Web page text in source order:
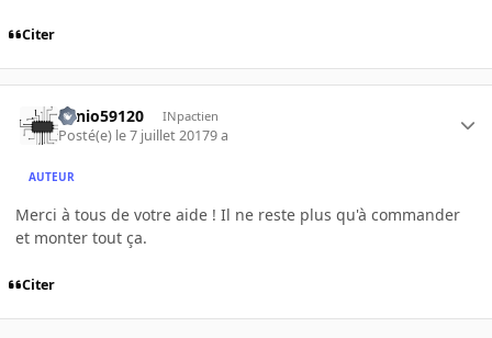
Citer
Tonio59120 INpactien
Posté(e) le 7 juillet 20179 a
AUTEUR
Merci à tous de votre aide ! Il ne reste plus qu'à commander
et monter tout ça.
Citer